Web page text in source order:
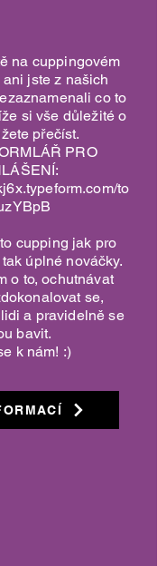
na cuppingovém
jste z našich
co to
si vše důležité o
přečíst.
PRO
to
cupping jak pro
úplné nováčky.
o to, ochutnávat
se,
a pravidelně se
bavit.
k nám! :)